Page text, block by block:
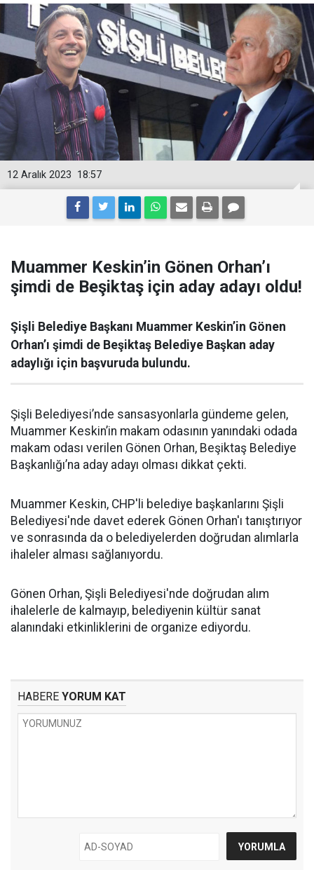
18:57
12 Aralık 2023
Muammer Keskin’in Gönen Orhan’ı
şimdi de Beşiktaş için aday adayı oldu!
Şişli Belediye Başkanı Muammer Keskin’in Gönen
Orhan’ı şimdi de Beşiktaş Belediye Başkan aday
adaylığı için başvuruda bulundu.
Şişli Belediyesi’nde sansasyonlarla gündeme gelen,
Muammer Keskin’in makam odasının yanındaki odada
makam odası verilen Gönen Orhan, Beşiktaş Belediye
Başkanlığı’na aday adayı olması dikkat çekti.
Muammer Keskin, CHP'li belediye başkanlarını Şişli
Belediyesi'nde davet ederek Gönen Orhan'ı tanıştırıyor
ve sonrasında da o belediyelerden doğrudan alımlarla
ihaleler alması sağlanıyordu.
Gönen Orhan, Şişli Belediyesi'nde doğrudan alım
ihalelerle de kalmayıp, belediyenin kültür sanat
alanındaki etkinliklerini de organize ediyordu.
HABERE YORUM KAT